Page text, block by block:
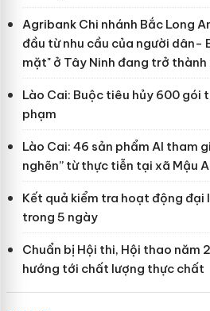
Agribank Chi nhánh Bắc Long
đầu từ nhu cầu của người dân-
mặt" ở Tây Ninh đang trở thành
Lào Cai: Buộc tiêu hủy 600 gói
phạm
Lào Cai: 46 sản phẩm AI tham
nghẽn” từ thực tiễn tại xã Mậu A
Kết quả kiểm tra hoạt động đại
trong 5 ngày
Chuẩn bị Hội thi, Hội thao năm
hướng tới chất lượng thực chất